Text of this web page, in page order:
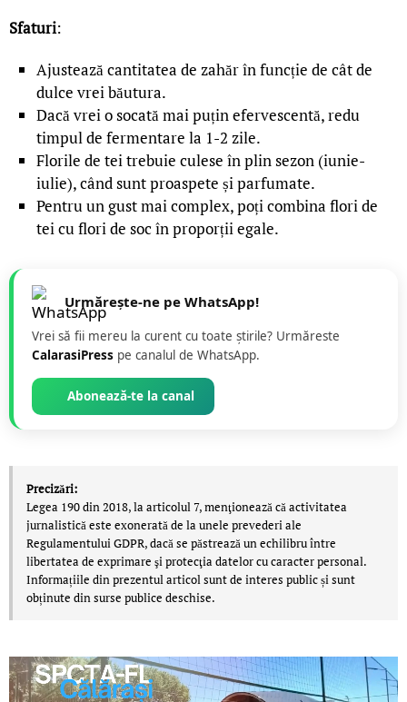
Sfaturi:
Ajustează cantitatea de zahăr în funcție de cât de
dulce vrei băutura.
Dacă vrei o socată mai puțin efervescentă, redu
timpul de fermentare la 1-2 zile.
Florile de tei trebuie culese în plin sezon (iunie-
iulie), când sunt proaspete și parfumate.
Pentru un gust mai complex, poți combina flori de
tei cu flori de soc în proporții egale.
Urmărește-ne pe WhatsApp!
Vrei să fii mereu la curent cu toate știrile? Urmăreste
CalarasiPress pe canalul de WhatsApp.
Abonează-te la canal
Precizări:
Legea 190 din 2018, la articolul 7, menţionează că activitatea
jurnalistică este exonerată de la unele prevederi ale
Regulamentului GDPR, dacă se păstrează un echilibru între
libertatea de exprimare şi protecţia datelor cu caracter personal.
Informațiile din prezentul articol sunt de interes public și sunt
obținute din surse publice deschise.